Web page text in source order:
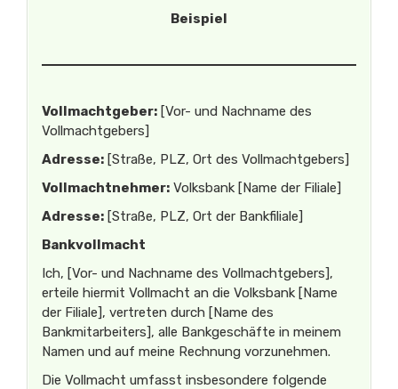
Beispiel
Vollmachtgeber: [Vor- und Nachname des
Vollmachtgebers]
Adresse: [Straße, PLZ, Ort des Vollmachtgebers]
Vollmachtnehmer: Volksbank [Name der Filiale]
Adresse: [Straße, PLZ, Ort der Bankfiliale]
Bankvollmacht
Ich, [Vor- und Nachname des Vollmachtgebers],
erteile hiermit Vollmacht an die Volksbank [Name
der Filiale], vertreten durch [Name des
Bankmitarbeiters], alle Bankgeschäfte in meinem
Namen und auf meine Rechnung vorzunehmen.
Die Vollmacht umfasst insbesondere folgende